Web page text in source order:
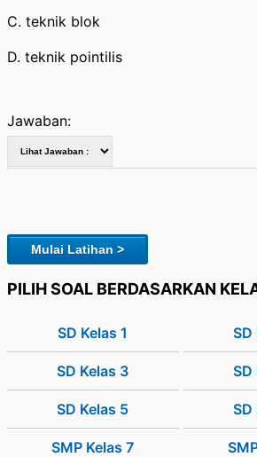
C. teknik blok
D. teknik pointilis
Jawaban:
Mulai Latihan >
PILIH SOAL BERDASARKAN
SD Kelas 1 SD
SD Kelas 3 SD
SD Kelas 5 SD
SMP Kelas 7